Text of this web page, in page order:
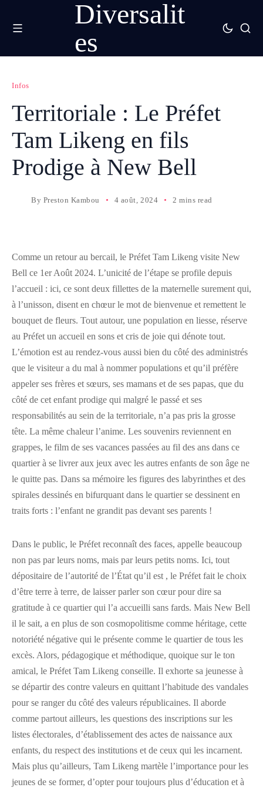
Diversalit
es
Infos
Territoriale : Le Préfet
Tam Likeng en fils
Prodige à New Bell
By Preston Kambou 4 août, 2024 2 mins read
Comme un retour au bercail, le Préfet Tam Likeng visite New
Bell ce 1er Août 2024. L’unicité de l’étape se profile depuis
l’accueil : ici, ce sont deux fillettes de la maternelle surement qui,
à l’unisson, disent en chœur le mot de bienvenue et remettent le
bouquet de fleurs. Tout autour, une population en liesse, réserve
au Préfet un accueil en sons et cris de joie qui dénote tout.
L’émotion est au rendez-vous aussi bien du côté des administrés
que le visiteur a du mal à nommer populations et qu’il préfère
appeler ses frères et sœurs, ses mamans et de ses papas, que du
côté de cet enfant prodige qui malgré le passé et ses
responsabilités au sein de la territoriale, n’a pas pris la grosse
tête. La même chaleur l’anime. Les souvenirs reviennent en
grappes, le film de ses vacances passées au fil des ans dans ce
quartier à se livrer aux jeux avec les autres enfants de son âge ne
le quitte pas. Dans sa mémoire les figures des labyrinthes et des
spirales dessinés en bifurquant dans le quartier se dessinent en
traits forts : l’enfant ne grandit pas devant ses parents !
Dans le public, le Préfet reconnaît des faces, appelle beaucoup
non pas par leurs noms, mais par leurs petits noms. Ici, tout
dépositaire de l’autorité de l’État qu’il est , le Préfet fait le choix
d’être terre à terre, de laisser parler son cœur pour dire sa
gratitude à ce quartier qui l’a accueilli sans fards. Mais New Bell
il le sait, a en plus de son cosmopolitisme comme héritage, cette
notoriété négative qui le présente comme le quartier de tous les
excès. Alors, pédagogique et méthodique, quoique sur le ton
amical, le Préfet Tam Likeng conseille. Il exhorte sa jeunesse à
se départir des contre valeurs en quittant l’habitude des vandales
pour se ranger du côté des valeurs républicaines. Il aborde
comme partout ailleurs, les questions des inscriptions sur les
listes électorales, d’établissement des actes de naissance aux
enfants, du respect des institutions et de ceux qui les incarnent.
Mais plus qu’ailleurs, Tam Likeng martèle l’importance pour les
jeunes de se former, d’opter pour toujours plus d’éducation et à